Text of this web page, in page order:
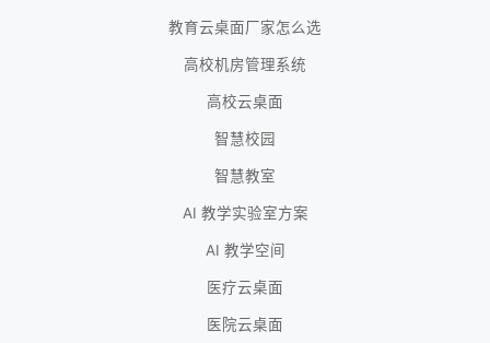
教育云桌面厂家怎么选
高校机房管理系统
高校云桌面
智慧校园
智慧教室
AI 教学实验室方案
AI 教学空间
医疗云桌面
医院云桌面